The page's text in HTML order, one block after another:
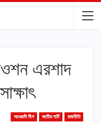
এরশাদ
আওয়ামী লীগ জাতীয় পার্টি রাজনীতি